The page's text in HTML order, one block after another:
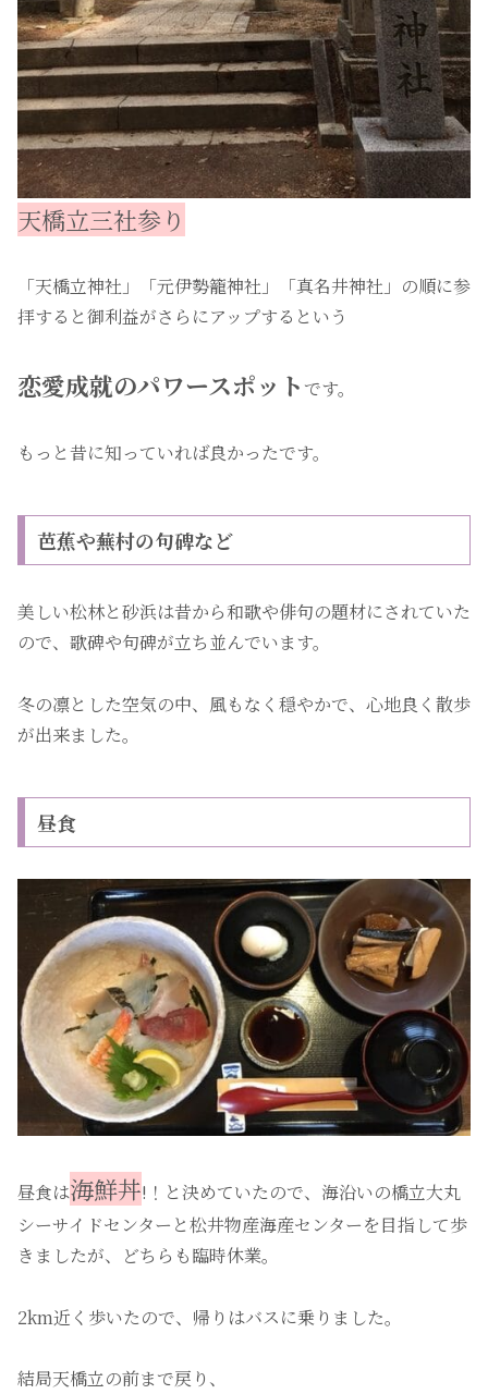
天橋立三社参り
「天橋立神社」「元伊勢籠神社」「真名井神社」の順に参
拝すると御利益がさらにアップするという
恋愛成就のパワースポット です。
もっと昔に知っていれば良かったです。
芭蕉や蕪村の句碑など
美しい松林と砂浜は昔から和歌や俳句の題材にされていた
ので、歌碑や句碑が立ち並んでいます。
冬の凛とした空気の中、風もなく穏やかで、心地良く散歩
が出来ました。
昼食
昼食は海鮮丼!！と決めていたので、海沿いの橋立大丸
シーサイドセンターと松井物産海産センターを目指して歩
きましたが、どちらも臨時休業。
2km近く歩いたので、帰りはバスに乗りました。
結局天橋立の前まで戻り、